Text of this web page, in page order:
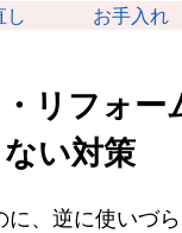
し お手入れ
リフォ
い対策
に、逆に使いづ